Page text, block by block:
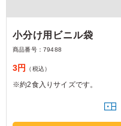
小分け用ビニル袋
商品番号： 79488
3円 （税込）
※約2食入りサイズです。